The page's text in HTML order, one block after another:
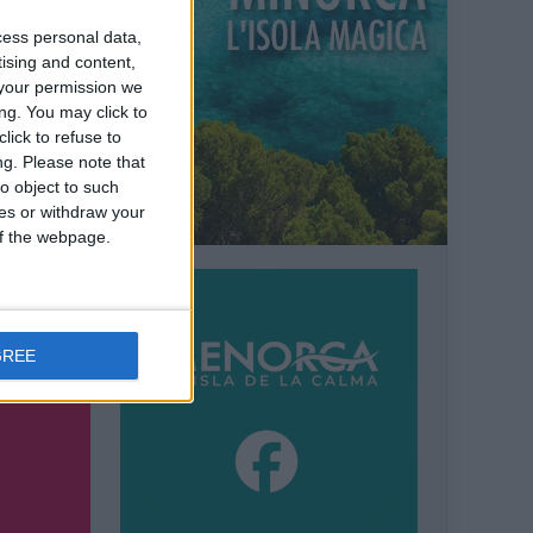
personal data,
and content,
permission we
You may click to
to refuse to
Please note that
object to such
or withdraw your
webpage.